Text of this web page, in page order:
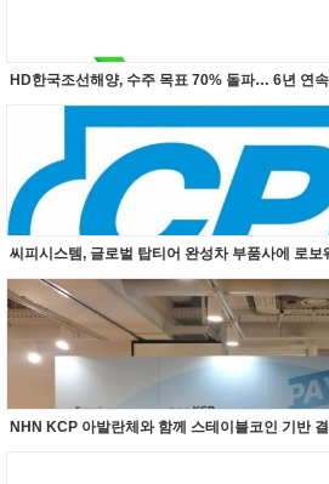
HD한국조선해양, 수주 목표 70% 돌파… 6년 연
씨피시스템, 글로벌 탑티어 완성차 부품사에 로보
NHN KCP 아발란체와 함께 스테이블코인 기반